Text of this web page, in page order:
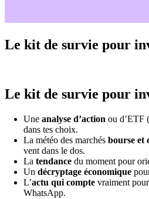
Le kit de survie pour
Le kit de survie pour
Une analyse d’action ou d’ETF
dans tes choix.
La météo des marchés bourse et
vent dans le dos.
La tendance du moment pour
Un décryptage économique
L’actu qui compte vraiment
WhatsApp.